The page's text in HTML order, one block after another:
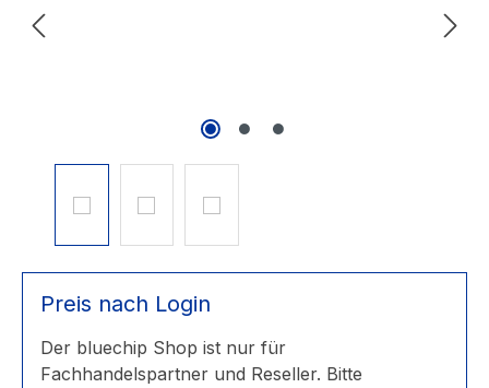
Preis nach Login
Der bluechip Shop ist nur für
Fachhandelspartner und Reseller. Bitte